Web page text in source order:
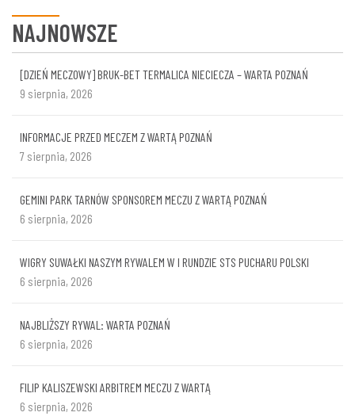
NAJNOWSZE
[DZIEŃ MECZOWY] BRUK-BET TERMALICA NIECIECZA – WARTA POZNAŃ
9 sierpnia, 2026
INFORMACJE PRZED MECZEM Z WARTĄ POZNAŃ
7 sierpnia, 2026
GEMINI PARK TARNÓW SPONSOREM MECZU Z WARTĄ POZNAŃ
6 sierpnia, 2026
WIGRY SUWAŁKI NASZYM RYWALEM W I RUNDZIE STS PUCHARU POLSKI
6 sierpnia, 2026
NAJBLIŻSZY RYWAL: WARTA POZNAŃ
6 sierpnia, 2026
FILIP KALISZEWSKI ARBITREM MECZU Z WARTĄ
6 sierpnia, 2026